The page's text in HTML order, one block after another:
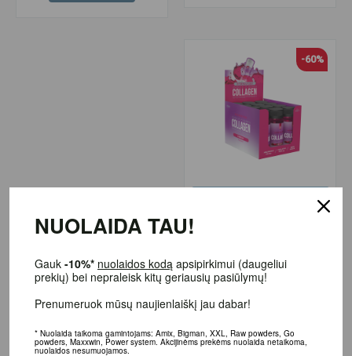
-60%
60 мл.) (exp. 2026-08-24)
9.99€
NUOLAIDA TAU!
Gauk -10%* nuolaidos kodąapsipirkimui (daugeliui prekių)
bei nepraleisk kitų geriausių pasiūlymų!
Prenumeruok mūsų naujienlaiškį jau dabar!
* Nuolaida taikoma gamintojams: Amix, Bigman, XXL, Raw powders, Go powders,
Maxxwin, Power system. Akcijinėms prekėms nuolaida netaikoma, nuolaidos
nesumuojamos.